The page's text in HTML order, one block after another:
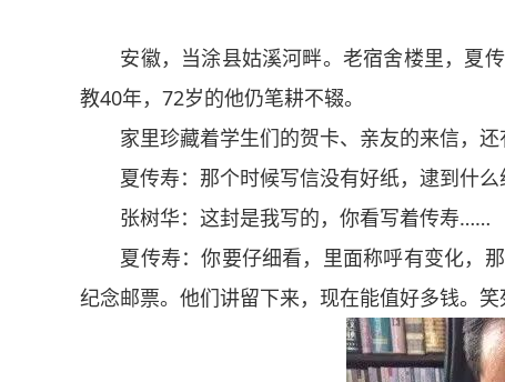
安徽，当涂县姑溪河畔。老宿舍楼里，夏传
教40年，72岁的他仍笔耕不辍。
家里珍藏着学生们的贺卡、亲友的来信，
夏传寿：那个时候写信没有好纸，逮到什么
张树华：这封是我写的，你看写着传寿……
夏传寿：你要仔细看，里面称呼有变化，那
纪念邮票。他们讲留下来，现在能值好多钱。笑